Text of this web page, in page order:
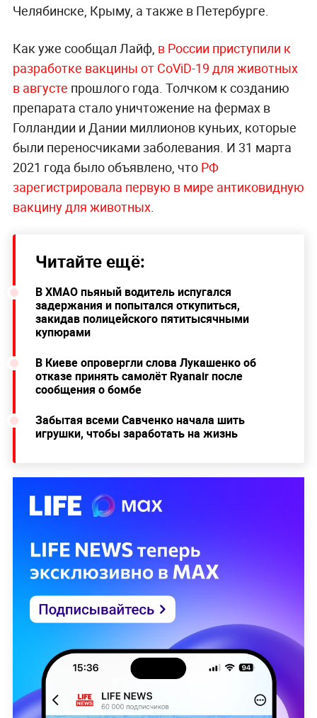
Челябинске, Крыму, а также в Петербурге.
Как уже сообщал Лайф, в России приступили к
разработке вакцины от CoViD-19 для животных
в августе прошлого года. Толчком к созданию
препарата стало уничтожение на фермах в
Голландии и Дании миллионов куньих, которые
были переносчиками заболевания. И 31 марта
2021 года было объявлено, что РФ
зарегистрировала первую в мире антиковидную
вакцину для животных.
Читайте ещё:
В ХМАО пьяный водитель испугался
задержания и попытался откупиться,
закидав полицейского пятитысячными
купюрами
В Киеве опровергли слова Лукашенко об
отказе принять самолёт Ryanair после
сообщения о бомбе
Забытая всеми Савченко начала шить
игрушки, чтобы заработать на жизнь